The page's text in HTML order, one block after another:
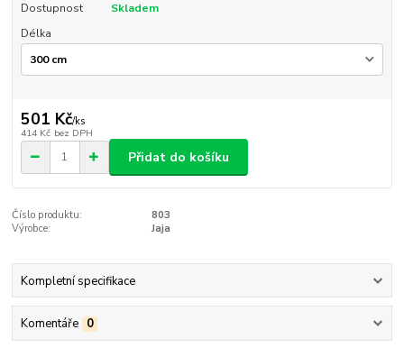
Dostupnost
Skladem
Délka
501 Kč/ks
414 Kč bez DPH
Přidat do košíku
Číslo produktu:
803
Výrobce:
Jaja
Kompletní specifikace
Komentáře 0